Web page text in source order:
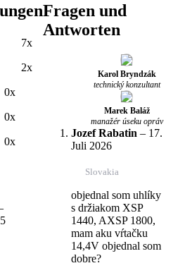
7x
2x
0x
0x
0x
Fragen und
Antworten
Karol Bryndzák
technický konzultant
Marek Baláž
manažér úseku opráv
Jozef Rabatin – 17.
Juli 2026
Slovakia
objednal som uhlíky
s držiakom XSP
1440, AXSP 1800,
mam aku vŕtačku
14,4V objednal som
dobre?